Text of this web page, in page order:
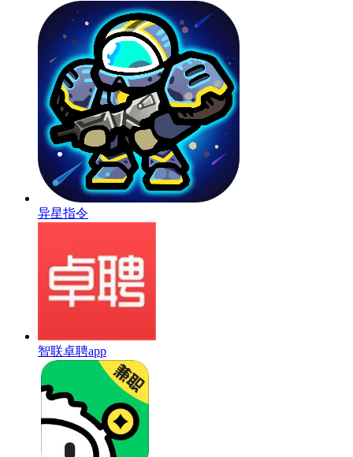
异星指令
智联卓聘app